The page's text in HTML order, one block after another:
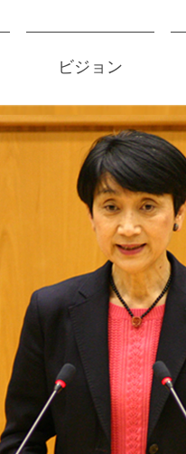
ビジョン